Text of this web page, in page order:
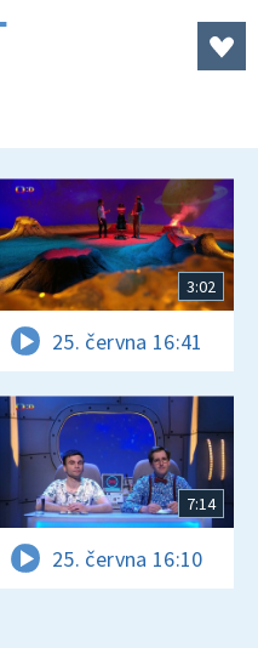
3:02
25. června 16:41
7:14
25. června 16:10